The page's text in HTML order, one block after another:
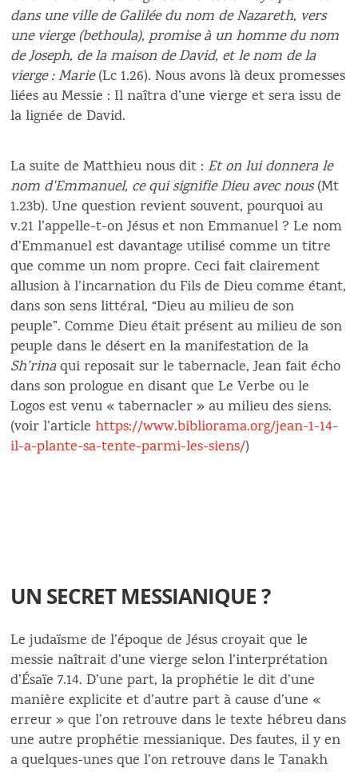
dans une ville de Galilée du nom de Nazareth, vers
une vierge (bethoula), promise à un homme du nom
de Joseph, de la maison de David, et le nom de la
vierge : Marie(Lc 1.26). Nous avons là deux promesses
liées au Messie : Il naîtra d’une vierge et sera issu de
la lignée de David.
La suite de Matthieu nous dit : Et on lui donnera le
nom d’Emmanuel, ce qui signifie Dieu avec nous(Mt
1.23b). Une question revient souvent, pourquoi au
v.21 l’appelle-t-on Jésus et non Emmanuel ? Le nom
d’Emmanuel est davantage utilisé comme un titre
que comme un nom propre. Ceci fait clairement
allusion à l’incarnation du Fils de Dieu comme étant,
dans son sens littéral, “Dieu au milieu de son
peuple”. Comme Dieu était présent au milieu de son
peuple dans le désert en la manifestation de la
Sh’rinaqui reposait sur le tabernacle, Jean fait écho
dans son prologue en disant que Le Verbe ou le
Logos est venu « tabernacler » au milieu des siens.
(voir l’articlehttps://www.bibliorama.org/jean-1-14-
il-a-plante-sa-tente-parmi-les-siens/)
UN SECRET MESSIANIQUE ?
Le judaïsme de l’époque de Jésus croyait que le
messie naîtrait d’une vierge selon l’interprétation
d’Ésaïe 7.14. D’une part, la prophétie le dit d’une
manière explicite et d’autre part à cause d’une «
erreur » que l’on retrouve dans le texte hébreu dans
une autre prophétie messianique. Des fautes, il y en
a quelques-unes que l’on retrouve dans leTanakh